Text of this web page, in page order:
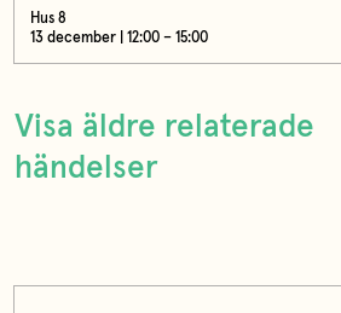
Hus 8
13 december | 12:00 – 15:00
Visa äldre relaterade
händelser